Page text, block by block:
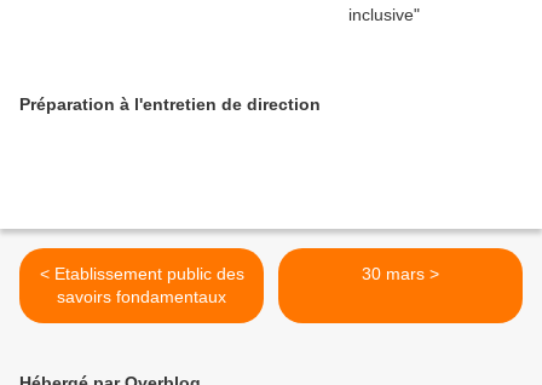
Préparation à l'entretien de direction
< Etablissement public des
savoirs fondamentaux
30 mars >